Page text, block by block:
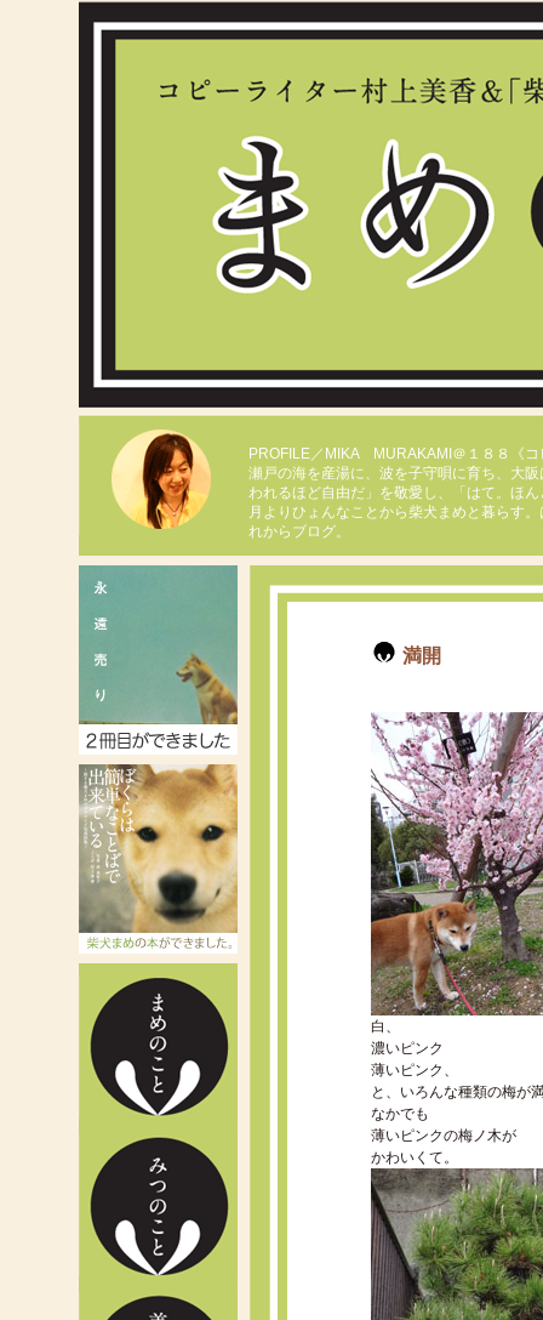
PROFILE／MIKA MURAKAMI＠１８８《コ
瀬戸の海を産湯に、波を子守唄に育ち、大
われるほど自由だ」を敬愛し、「はて。ほ
月よりひょんなことから柴犬まめと暮らす
れからブログ。
満開
白、
濃いピンク
薄いピンク、
と、いろんな種類の梅が
なかでも
薄いピンクの梅ノ木が
かわいくて。